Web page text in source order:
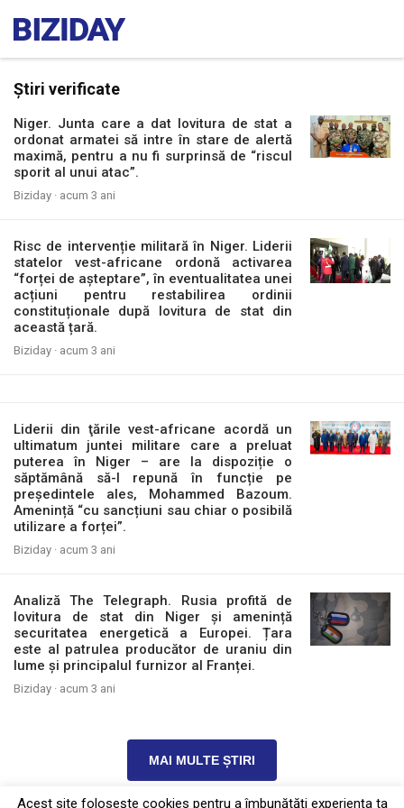
Știri verificate
Niger. Junta care a dat lovitura de stat a
ordonat armatei să intre în stare de alertă
maximă, pentru a nu fi surprinsă de “riscul
sporit al unui atac”.
Biziday · acum 3 ani
Risc de intervenție militară în Niger. Liderii
statelor vest-africane ordonă activarea
“forței de așteptare”, în eventualitatea unei
acțiuni pentru restabilirea ordinii
constituționale după lovitura de stat din
această țară.
Biziday · acum 3 ani
Liderii din ţările vest-africane acordă un
ultimatum juntei militare care a preluat
puterea în Niger – are la dispoziție o
săptămână să-l repună în funcție pe
președintele ales, Mohammed Bazoum.
Amenință “cu sancțiuni sau chiar o posibilă
utilizare a forței”.
Biziday · acum 3 ani
Analiză The Telegraph. Rusia profită de
lovitura de stat din Niger și amenință
securitatea energetică a Europei. Țara
este al patrulea producător de uraniu din
lume și principalul furnizor al Franței.
Biziday · acum 3 ani
MAI MULTE ȘTIRI
Acest site foloseşte cookies pentru a îmbunătăți experiența ta